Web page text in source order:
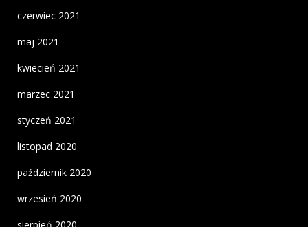
czerwiec 2021
maj 2021
kwiecień 2021
marzec 2021
styczeń 2021
listopad 2020
październik 2020
wrzesień 2020